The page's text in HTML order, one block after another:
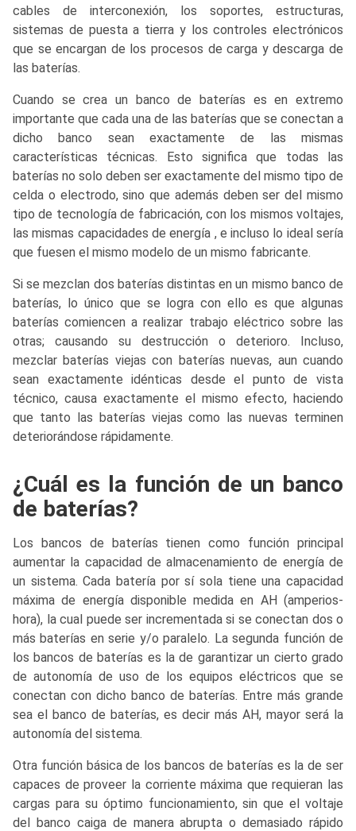
cables de interconexión, los soportes, estructuras,
sistemas de puesta a tierra y los controles electrónicos
que se encargan de los procesos de carga y descarga de
las baterías.
Cuando se crea un banco de baterías es en extremo
importante que cada una de las baterías que se conectan a
dicho banco sean exactamente de las mismas
características técnicas. Esto significa que todas las
baterías no solo deben ser exactamente del mismo tipo de
celda o electrodo, sino que además deben ser del mismo
tipo de tecnología de fabricación, con los mismos voltajes,
las mismas capacidades de energía , e incluso lo ideal sería
que fuesen el mismo modelo de un mismo fabricante.
Si se mezclan dos baterías distintas en un mismo banco de
baterías, lo único que se logra con ello es que algunas
baterías comiencen a realizar trabajo eléctrico sobre las
otras; causando su destrucción o deterioro. Incluso,
mezclar baterías viejas con baterías nuevas, aun cuando
sean exactamente idénticas desde el punto de vista
técnico, causa exactamente el mismo efecto, haciendo
que tanto las baterías viejas como las nuevas terminen
deteriorándose rápidamente.
¿Cuál es la función de un banco
de baterías?
Los bancos de baterías tienen como función principal
aumentar la capacidad de almacenamiento de energía de
un sistema. Cada batería por sí sola tiene una capacidad
máxima de energía disponible medida en AH (amperios-
hora), la cual puede ser incrementada si se conectan dos o
más baterías en serie y/o paralelo. La segunda función de
los bancos de baterías es la de garantizar un cierto grado
de autonomía de uso de los equipos eléctricos que se
conectan con dicho banco de baterías. Entre más grande
sea el banco de baterías, es decir más AH, mayor será la
autonomía del sistema.
Otra función básica de los bancos de baterías es la de ser
capaces de proveer la corriente máxima que requieran las
cargas para su óptimo funcionamiento, sin que el voltaje
del banco caiga de manera abrupta o demasiado rápido